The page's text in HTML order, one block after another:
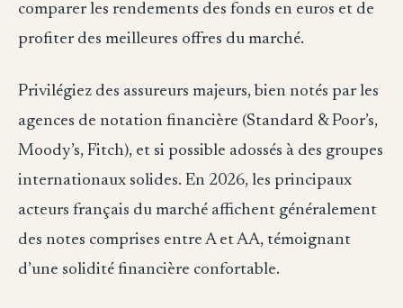
comparer les rendements des fonds en euros et de
profiter des meilleures offres du marché.
Privilégiez des assureurs majeurs, bien notés par les
agences de notation financière (Standard & Poor’s,
Moody’s, Fitch), et si possible adossés à des groupes
internationaux solides. En 2026, les principaux
acteurs français du marché affichent généralement
des notes comprises entre A et AA, témoignant
d’une solidité financière confortable.